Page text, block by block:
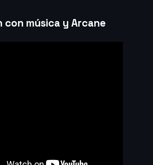
con música y Arcane